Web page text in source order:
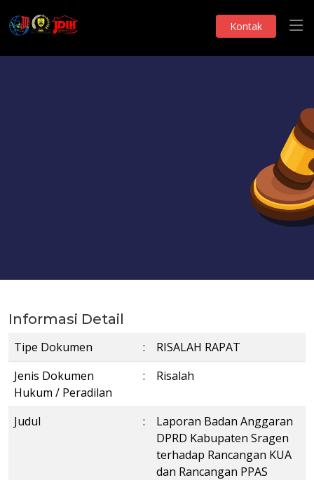
Kontak
Informasi Detail
Tipe Dokumen :
RISALAH RAPAT
Jenis Dokumen
Hukum / Peradilan
: Risalah
Judul :
Laporan Badan Anggaran
DPRD Kabupaten Sragen
terhadap Rancangan KUA
dan Rancangan PPAS